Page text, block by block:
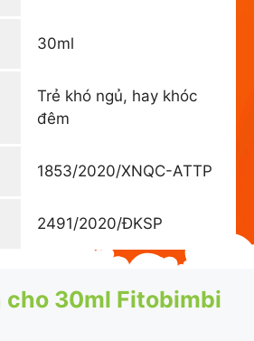
30ml
Trẻ khó ngủ, hay khóc
đêm
1853/2020/XNQC-ATTP
2491/2020/ĐKSP
cho 30ml Fitobimbi